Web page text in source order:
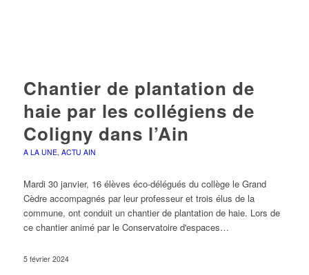
Chantier de plantation de
haie par les collégiens de
Coligny dans l’Ain
A LA UNE, ACTU AIN
Mardi 30 janvier, 16 élèves éco-délégués du collège le Grand
Cèdre accompagnés par leur professeur et trois élus de la
commune, ont conduit un chantier de plantation de haie. Lors de
ce chantier animé par le Conservatoire d'espaces…
5 février 2024